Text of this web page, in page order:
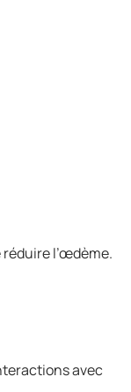
réduire l’œdème.
avec